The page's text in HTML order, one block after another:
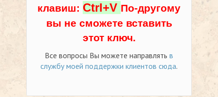
клавиш: Ctrl+V По-другому
вы не сможете вставить
этот ключ.
Все вопросы Вы можете направлять в
службу моей поддержки клиентов сюда.